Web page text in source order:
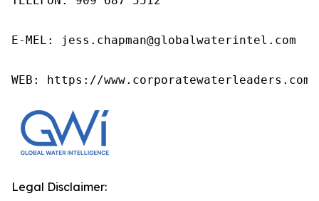
E-MEL: jess.chapman@globalwaterintel.com
WEB: https://www.corporatewaterleaders.com
Legal Disclaimer: